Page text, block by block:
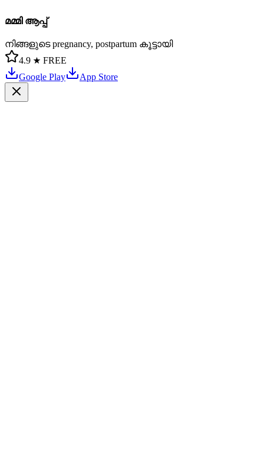
മമ്മി ആപ്പ്
നിങ്ങളുടെ pregnancy, postpartum കൂട്ടായി
4.9 ★ FREE
Google Play
App Store